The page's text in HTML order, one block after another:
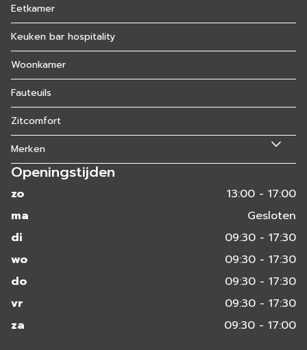
Eetkamer
Keuken bar hospitality
Woonkamer
Fauteuils
Zitcomfort
Merken
Openingstijden
zo
13:00 - 17:00
ma
Gesloten
di
09:30 - 17:30
wo
09:30 - 17:30
do
09:30 - 17:30
vr
09:30 - 17:30
za
09:30 - 17:00